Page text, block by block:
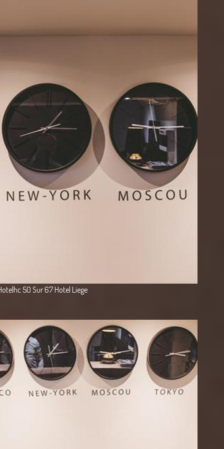
50 Sur 67 Hotel Liege